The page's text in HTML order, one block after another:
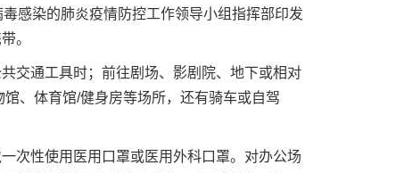
感染的肺炎疫情防控工作领导小组指挥部印发
。
交通工具时；前往剧场、影剧院、地下或相对
、体育馆/健身房等场所，还有骑车或自驾
性使用医用口罩或医用外科口罩。对办公场